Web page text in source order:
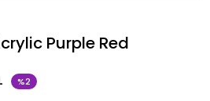
Purple Red
%2